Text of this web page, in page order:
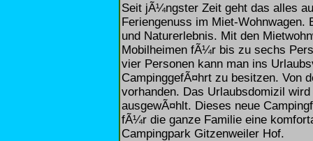
Seit jÃ¼ngster Zeit geht das alles
Feriengenuss im Miet-Wohnwagen.
und Naturerlebnis. Mit den
Mobilheimen fÃ¼r bis zu sechs
vier Personen kann man ins
CampinggefÃ¤hrt zu besitzen. Von
vorhanden. Das Urlaubsdomizil
ausgewÃ¤hlt. Dieses neue
fÃ¼r die ganze Familie eine
Campingpark Gitzenweiler Hof.